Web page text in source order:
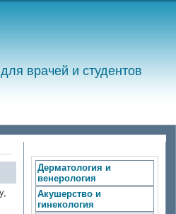
врачей и студентов
Дерматология и
венерология
Акушерство и
гинекология